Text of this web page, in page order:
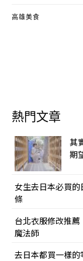
高雄美食
熱門文章
其
期
女生去日本必買
條
台北衣服修改推薦
魔法師
去日本都買一樣的